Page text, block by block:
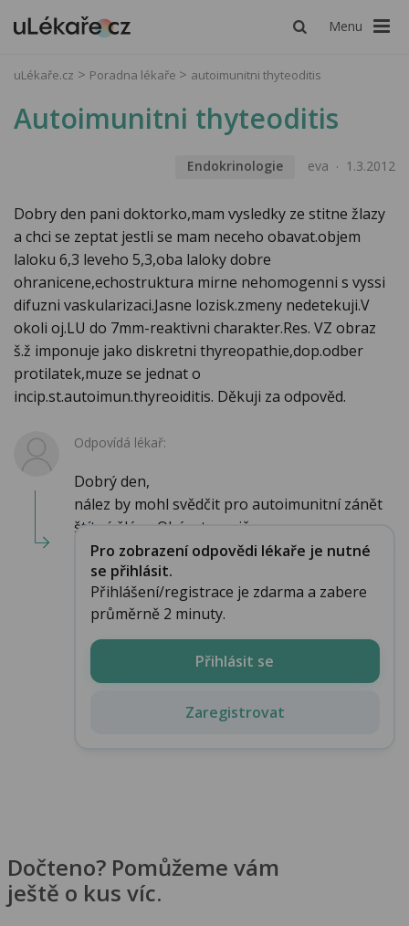
Menu
uLékaře.cz Poradna lékaře autoimunitni thyteoditis
Autoimunitni thyteoditis
Endokrinologie eva 1.3.2012
Dobry den pani doktorko,mam vysledky ze stitne žlazy
a chci se zeptat jestli se mam neceho obavat.objem
laloku 6,3 leveho 5,3,oba laloky dobre
ohranicene,echostruktura mirne nehomogenni s vyssi
difuzni vaskularizaci.Jasne lozisk.zmeny nedetekuji.V
okoli oj.LU do 7mm-reaktivni charakter.Res. VZ obraz
š.ž imponuje jako diskretni thyreopathie,dop.odber
protilatek,muze se jednat o
incip.st.autoimun.thyreoiditis. Děkuji za odpověd.
Odpovídá lékař:
Dobrý den,
nález by mohl svědčit pro autoimunitní zánět
štítné žlázy. Obávat se niče...
Pro zobrazení odpovědi lékaře je nutné
se přihlásit.
Přihlášení/registrace je zdarma a zabere
průměrně 2 minuty.
Přihlásit se
Zaregistrovat
Dočteno? Pomůžeme vám
ještě o kus víc.